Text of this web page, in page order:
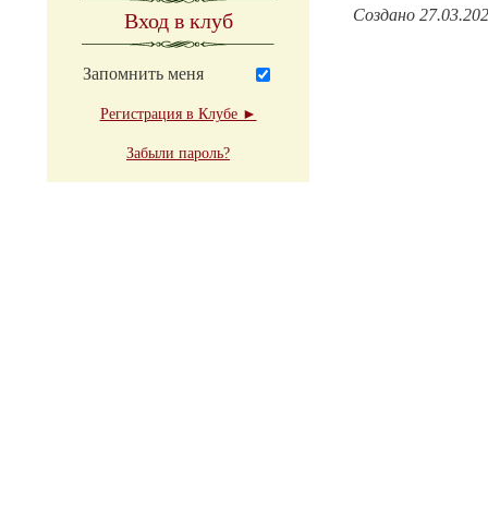
Вход в клуб
Запомнить меня
Регистрация в Клубе ►
Забыли пароль?
Создано